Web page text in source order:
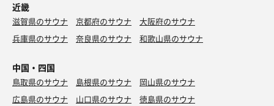
近畿
滋賀県のサウナ 京都府のサウナ
大阪府のサウナ
兵庫県のサウナ
奈良県のサウナ 和歌山県のサウナ
中国・四国
鳥取県のサウナ 島根県のサウナ
岡山県のサウナ
広島県のサウナ
山口県のサウナ
徳島県のサウナ